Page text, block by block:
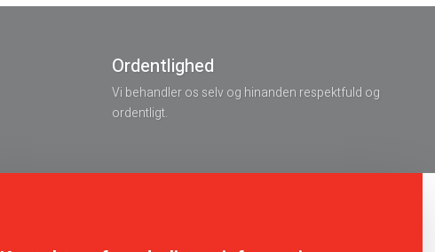
Ordentlighed
Vi behandler os selv og hinanden respektfuld og
ordentligt.